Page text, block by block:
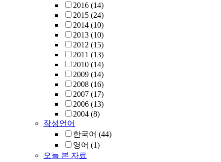
2016 (14)
2015 (24)
2014 (10)
2013 (10)
2012 (15)
2011 (13)
2010 (14)
2009 (14)
2008 (16)
2007 (17)
2006 (13)
2004 (8)
작성언어
한국어 (44)
영어 (1)
오늘 본 자료